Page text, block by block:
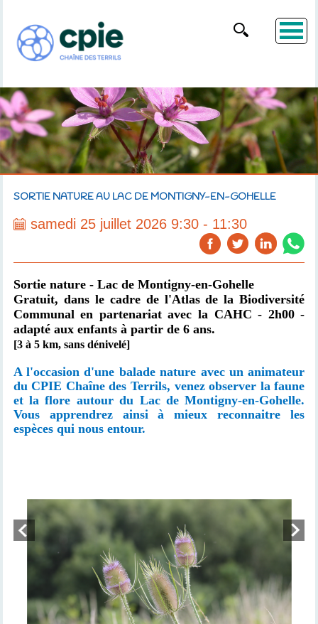
SORTIE NATURE AU LAC DE MONTIGNY-EN-GOHELLE
samedi 25 juillet 2026 9:30 - 11:30
Sortie nature - Lac de Montigny-en-Gohelle
Gratuit, dans le cadre de l'Atlas de la Biodiversité
Communal en partenariat avec la CAHC - 2h00 -
adapté aux enfants à partir de 6 ans.
[3 à 5 km, sans dénivelé]
A l'occasion d'une balade nature avec un animateur
du CPIE Chaîne des Terrils, venez observer la faune
et la flore autour du Lac de Montigny-en-Gohelle.
Vous apprendrez ainsi à mieux reconnaitre les
espèces qui nous entour.